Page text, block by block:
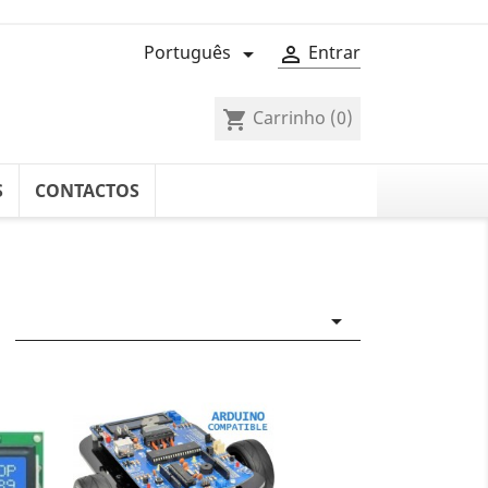
 Entrar
Português 
shopping_cart Carrinho (0)
CONTACTOS
